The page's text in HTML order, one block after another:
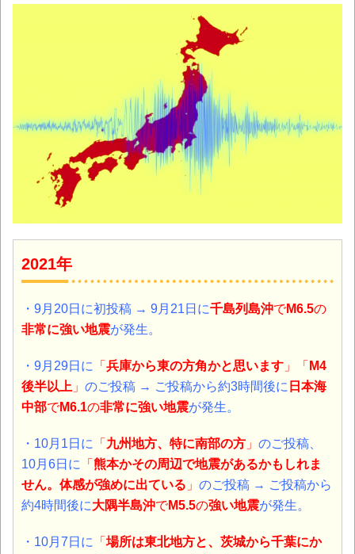
2021年
・9月20日 に初投稿 → 9月21日 に千島列島沖でM6.5の
非常に強い地震が発生。
・9月29日 に 「 兵庫から東の方角かと思います 」「 M4
後半以上 」 のご投稿 → ご投稿から約3時間後に 日本海
中部でM6.1の非常に強い地震が発生。
・10月1日 に 「 九州地方、特に南部の方 」 のご投稿、
10月6日に
「 熊本かその周辺で地震があるかもしれま
せん。体感が強めに出ている 」 のご投稿 → ご投稿から
約4時間後に大隅半島沖でM5.5の強い地震が発生。
・10月7日 に 「 場所は東北地方と、茨城から千葉にか